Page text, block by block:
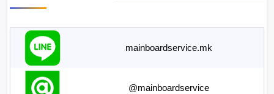
mainboardservice.mk
@mainboardservice